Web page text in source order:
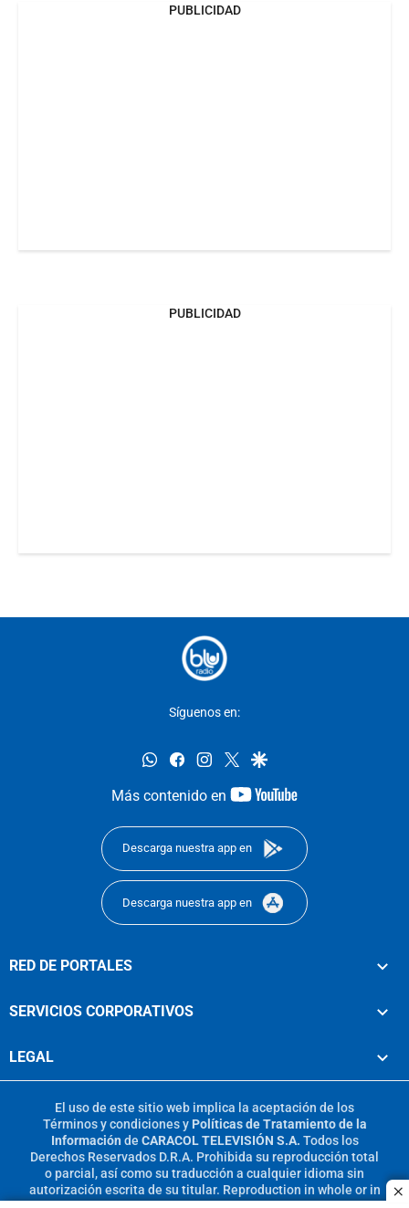
PUBLICIDAD
PUBLICIDAD
Síguenos en:
whatsappfacebookinstagram
twittergoogle
Más contenido en
youtube-
Descarga nuestra app en
Descarga nuestra app en
RED DE PORTALES
SERVICIOS CORPORATIVOS
LEGAL
El uso de este sitio web implica la aceptación de los
Términos y condicionesy Políticas de Tratamiento de la
Información de CARACOL TELEVISIÓN S.A. Todos los
Derechos Reservados D.R.A. Prohibida su reproducción total
o parcial, así como su traducción a cualquier idioma sin
autorización escrita de su titular. Reproduction in whole or in